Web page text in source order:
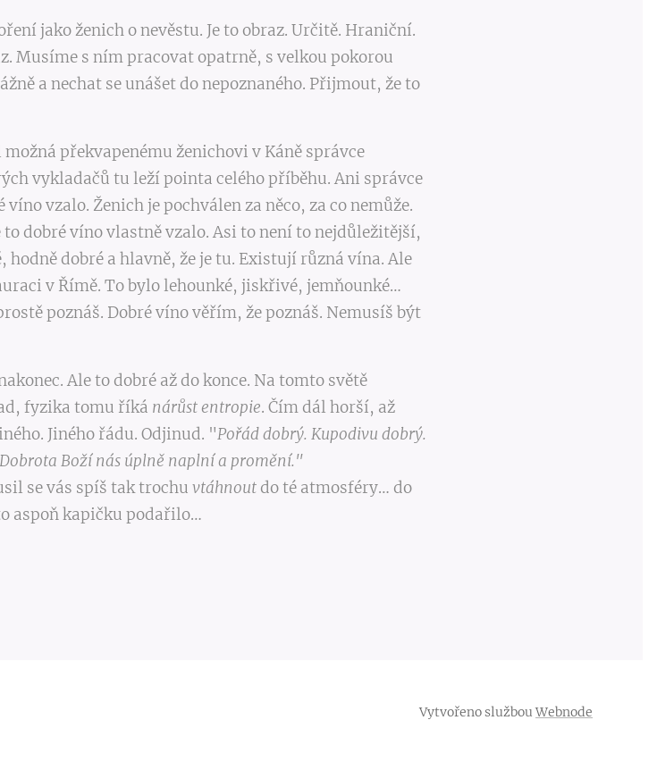
jako ženich o nevěstu. Je to obraz. Určitě. Hraniční.
Musíme s ním pracovat opatrně, s velkou pokorou
a nechat se unášet do nepoznaného. Přijmout, že to
překvapenému ženichovi v Káně správce
vykladačů tu leží pointa celého příběhu. Ani správce
vzalo. Ženich je pochválen za něco, za co nemůže.
dobré víno vlastně vzalo. Asi to není to nejdůležitější,
hodně dobré a hlavně, že je tu. Existují různá vína. Ale
v Římě. To bylo lehounké, jiskřivé, jemňounké…
poznáš. Dobré víno věřím, že poznáš. Nemusíš být
Ale to dobré až do konce. Na tomto světě
fyzika tomu říká nárůst entropie. Čím dál horší, až
Jiného řádu. Odjinud. "Pořád dobrý. Kupodivu dobrý.
Boží nás úplně naplní a promění."
se vás spíš tak trochu vtáhnout do té atmosféry… do
aspoň kapičku podařilo…
Vytvořeno službouWebnode